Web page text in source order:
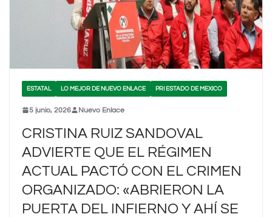
ESTATAL LO MEJOR DE NUEVO ENLACE PRI ESTADO DE MEXICO
5 junio, 2026 Nuevo Enlace
CRISTINA RUIZ SANDOVAL
ADVIERTE QUE EL RÉGIMEN
ACTUAL PACTÓ CON EL CRIMEN
ORGANIZADO: «ABRIERON LA
PUERTA DEL INFIERNO Y AHÍ SE